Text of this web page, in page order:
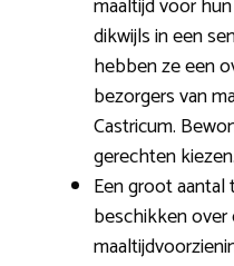
dikwijls in een
hebben ze een
bezorgers van
Castricum.
gerechten kiezen.
Een groot
beschikken